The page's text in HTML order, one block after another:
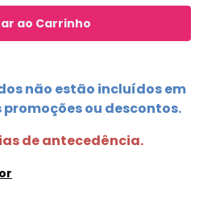
não estão incluídos em
ou descontos.
de antecedência.